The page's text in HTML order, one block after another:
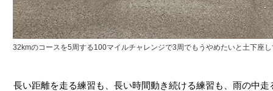
32kmのコースを5周する100マイルチャレンジで3周でもうやめたいと土下座し
長い距離を走る練習も、長い時間動き続ける練習も、雨の中